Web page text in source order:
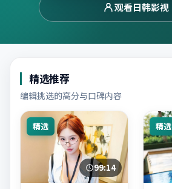
观看日韩影视
精选推荐
编辑挑选的高分与口碑内容
精选
99:14
精选